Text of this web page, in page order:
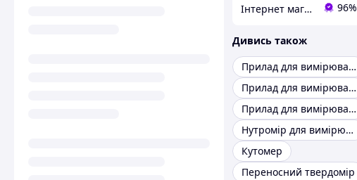
Інтернет магазин Store7 96%
Дивись також
Прилад для вимірювання товщини фарби
Прилад для вимірювання кута нахилу
Прилад для вимірювання товщини металу
Нутромір для вимірювання діаметра циліндра
Кутомер
Переносний твердомір